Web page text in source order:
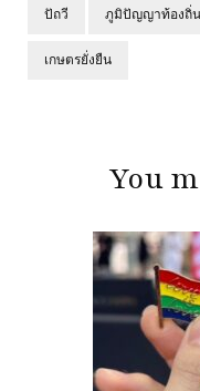
ปัถวี ภูมิปัญญาท้องถิ่น
เกษตรยั่งยืน
You